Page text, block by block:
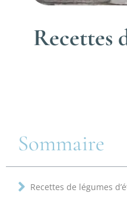
Recettes
Sommaire
Recettes de légumes